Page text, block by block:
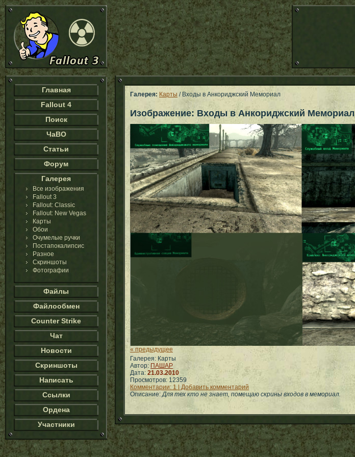
Главная
Fallout 4
Поиск
ЧаВО
Статьи
Форум
Галерея
Все изображения
Fallout 3
Fallout: Classic
Fallout: New Vegas
Карты
Обои
Очумелые ручки
Постапокалипсис
Разное
Скриншоты
Фотографии
Файлы
Файлообмен
Counter Strike
Чат
Новости
Скриншоты
Написать
Ссылки
Ордена
Участники
Галерея: Карты / Входы в Анкориджский Мемориал
Изображение: Входы в Анкориджский Мемориал
« предыдущее
Галерея: Карты
Автор: ПАШАР
Дата: 21.03.2010
Просмотров: 12359
Комментарии: 1 | Добавить комментарий
Описание:Для тех кто не знает, помещаю скрины входов в мемориал.